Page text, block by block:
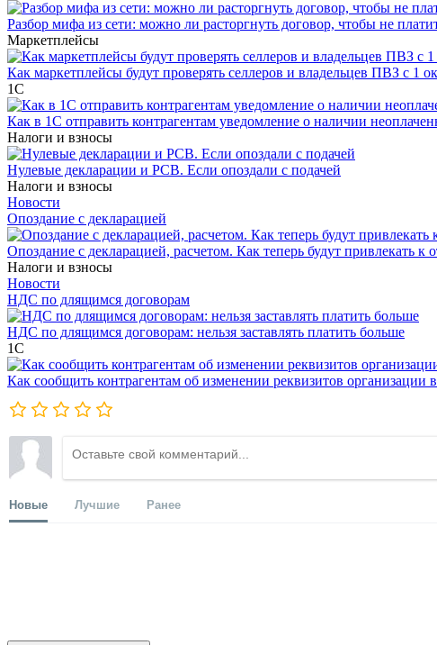
Разбор мифа из сети: можно ли расторгнуть договор, чтобы не
Маркетплейсы
Как маркетплейсы будут проверять селлеров и владельцев ПВЗ с 1
1С
Как в 1С отправить контрагентам уведомление о наличии
Налоги и взносы
Нулевые декларации и РСВ. Если опоздали с подачей
Налоги и взносы
Новости
Опоздание с декларацией
Опоздание с декларацией, расчетом. Как теперь будут привлекать к
Налоги и взносы
Новости
НДС по длящимся договорам
НДС по длящимся договорам: нельзя заставлять платить больше
1С
Как сообщить контрагентам об изменении реквизитов организации
Новые Лучшие Ранее